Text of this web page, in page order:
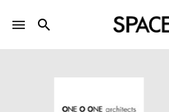
menu search